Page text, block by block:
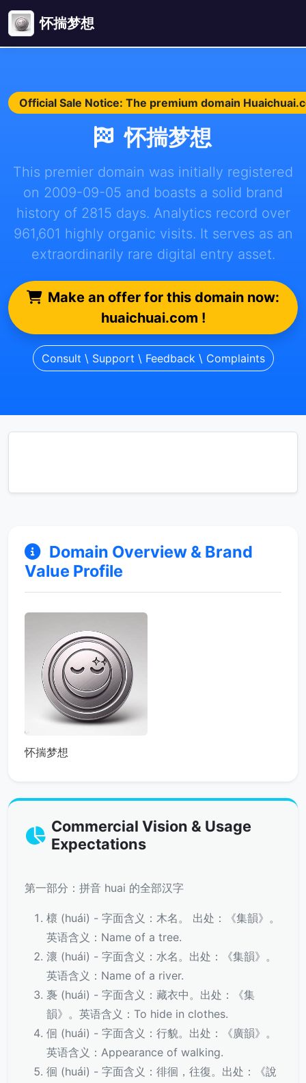
怀揣梦想
Official Sale Notice: The premium domain
怀揣梦想
This premier domain was initially registered
on 2009-09-05 and boasts a solid brand
history of 2815 days. Analytics record over
961,601 highly organic visits. It serves as an
extraordinarily rare digital entry asset.
Make an offer for this domain now:
huaichuai.com !
Consult \ Support \ Feedback \ Complaints
Domain Overview & Brand
Value Profile
怀揣梦想
Commercial Vision & Usage
Expectations
第一部分：拼音 huai 的全部汉字
櫰 (huái) - 字面含义：木名。 出处：《集韻》。
英语含义：Name of a tree.
瀤 (huái) - 字面含义：水名。出处：《集韻》。
英语含义：Name of a river.
褢 (huái) - 字面含义：藏衣中。出处：《集
韻》。英语含义：To hide in clothes.
佪 (huái) - 字面含义：行貌。出处：《廣韻》。
英语含义：Appearance of walking.
徊 (huái) - 字面含义：徘徊，往復。出处：《說